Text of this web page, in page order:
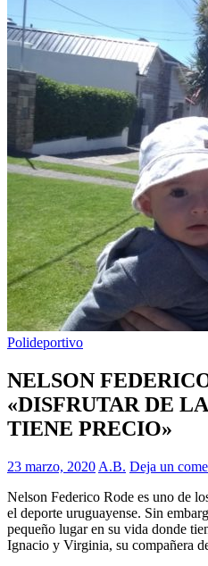
Polideportivo
NELSON
«DISFRUTAR DE
TIENE PRECIO»
23 marzo, 2020 A.B. Deja un
Nelson Federico Rode es uno de
el deporte uruguayense. Sin
pequeño lugar en su vida donde
Ignacio y Virginia, su compañera